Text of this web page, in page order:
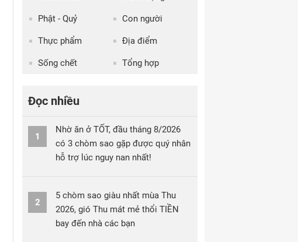
Phật - Quỷ Con người
Thực phẩm Địa điểm
Sống chết Tổng hợp
Đọc nhiều
1
Nhờ ăn ở TỐT, đầu tháng 8/2026
có 3 chòm sao gặp được quý nhân
hỗ trợ lúc nguy nan nhất!
2
5 chòm sao giàu nhất mùa Thu
2026, gió Thu mát mẻ thổi TIỀN
bay đến nhà các bạn